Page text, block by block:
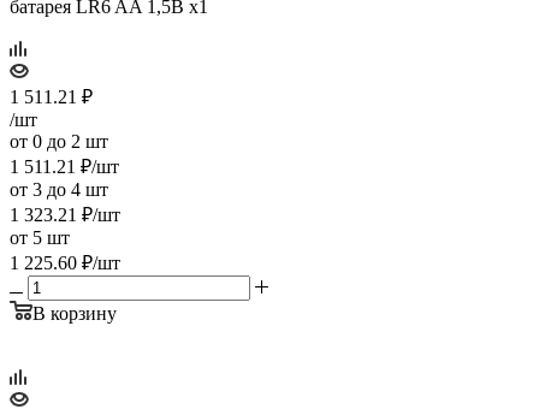
батарея LR6 AA 1,5В x1
1 511.21 ₽
/шт
от 0 до 2 шт
1 511.21 ₽/шт
от 3 до 4 шт
1 323.21 ₽/шт
от 5 шт
1 225.60 ₽/шт
В корзину